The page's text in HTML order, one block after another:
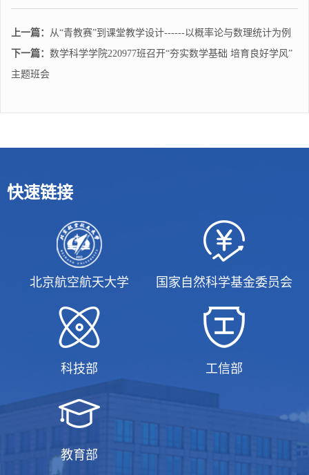
上一篇： 从“青教赛”到课堂教学设计------以概率论与数理统计为例
下一篇： 数学科学学院220977班召开“夯实数学基础 培育良好学风”
主题班会
快速链接
北京航空航天大学 国家自然科学基金委员会
科技部 工信部
教育部